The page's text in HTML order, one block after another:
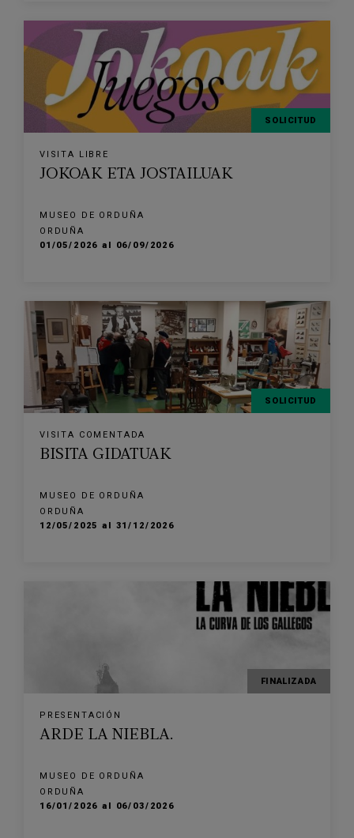
SOLICITUD
VISITA LIBRE
JOKOAK ETA JOSTAILUAK
MUSEO DE ORDUÑA
ORDUÑA
01/05/2026 al 06/09/2026
SOLICITUD
VISITA COMENTADA
BISITA GIDATUAK
MUSEO DE ORDUÑA
ORDUÑA
12/05/2025 al 31/12/2026
FINALIZADA
PRESENTACIÓN
ARDE LA NIEBLA.
MUSEO DE ORDUÑA
ORDUÑA
16/01/2026 al 06/03/2026